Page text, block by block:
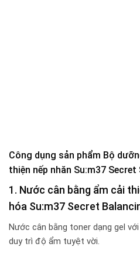
Công dụng sản phẩm Bộ
thiện nếp nhăn Su:m37 Secret
1. Nước cân bằng ẩm cải
hóa Su:m37 Secret
Nước cân bằng toner dạng gel
duy trì độ ẩm tuyệt vời.